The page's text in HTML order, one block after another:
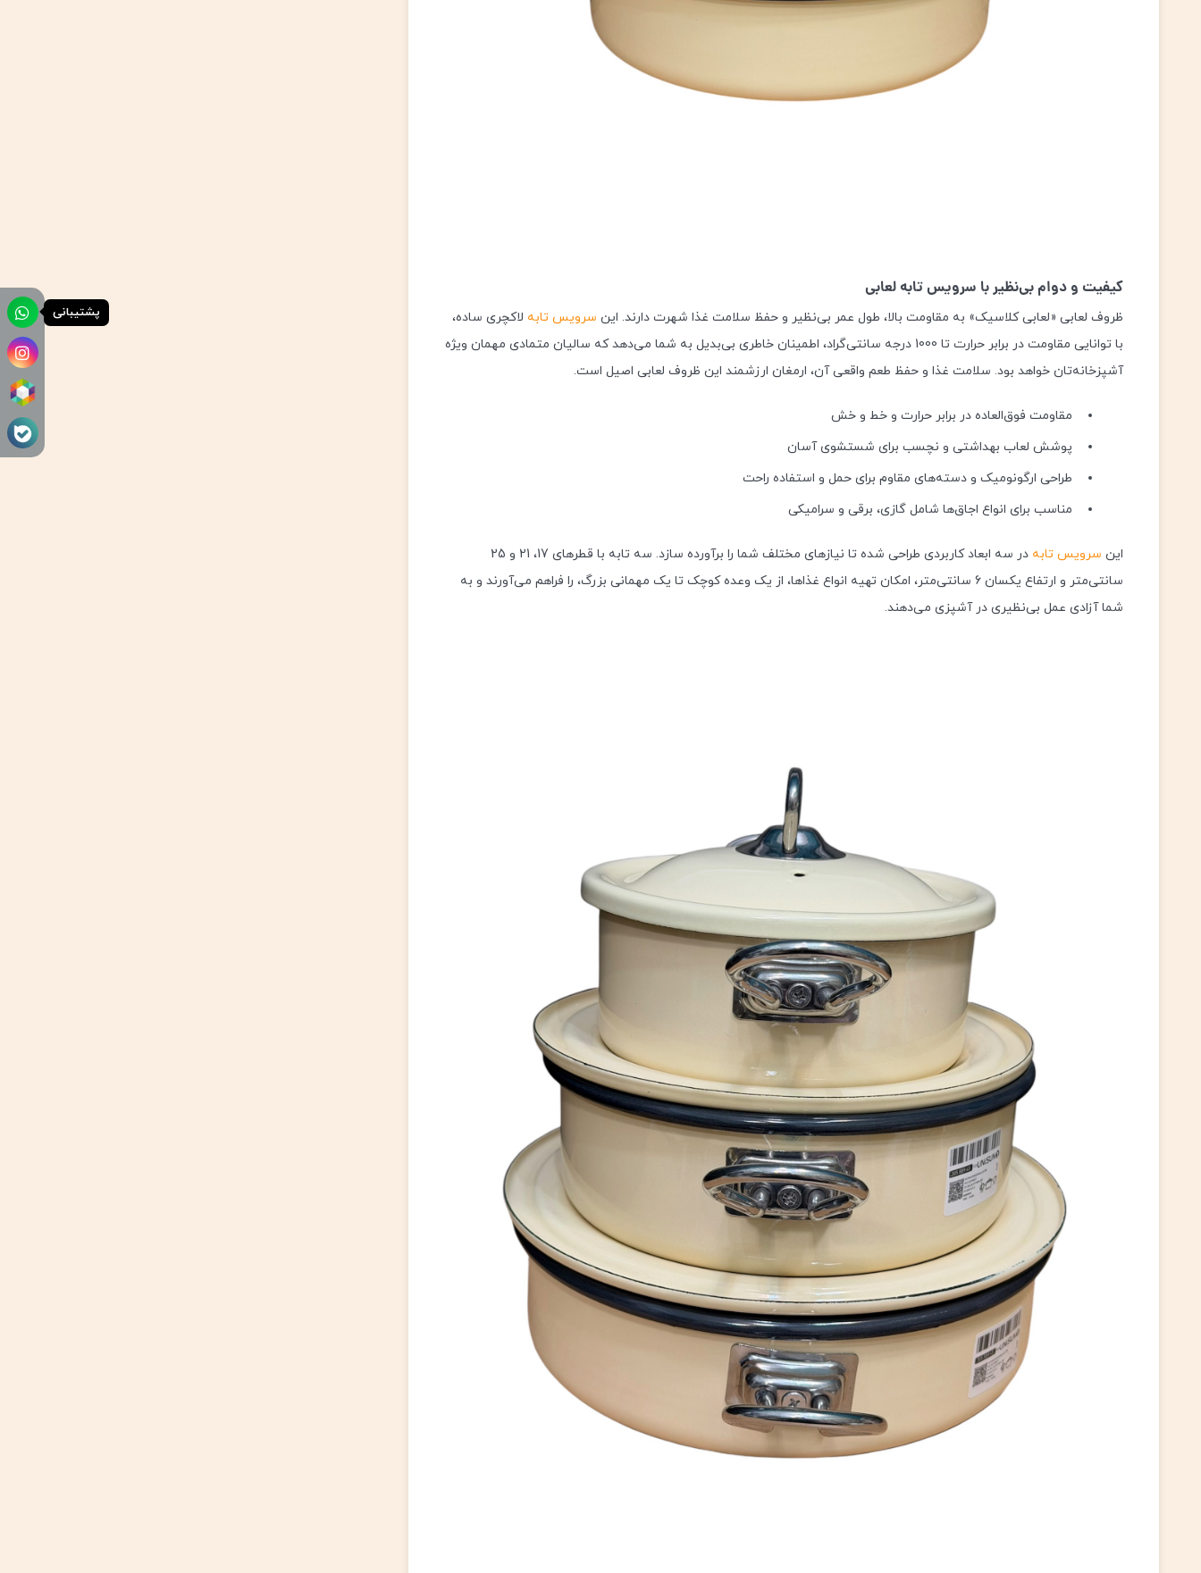
کیفیت و دوام بی‌نظیر با سرویس تابه لعابی
ظروف لعابی «لعابی کلاسیک» به مقاومت بالا، طول عمر بی‌نظیر و حفظ سلامت غذا شهرت دارند. این سرویس تابه لاکچری ساده،
با توانایی مقاومت در برابر حرارت تا 1000 درجه سانتی‌گراد، اطمینان خاطری بی‌بدیل به شما می‌دهد که سالیان متمادی مهمان ویژه
آشپزخانه‌تان خواهد بود. سلامت غذا و حفظ طعم واقعی آن، ارمغان ارزشمند این ظروف لعابی اصیل است.
مقاومت فوق‌العاده در برابر حرارت و خط و خش
پوشش لعاب بهداشتی و نچسب برای شستشوی آسان
طراحی ارگونومیک و دسته‌های مقاوم برای حمل و استفاده راحت
مناسب برای انواع اجاق‌ها شامل گازی، برقی و سرامیکی
این سرویس تابه
در سه ابعاد کاربردی طراحی شده تا نیازهای مختلف شما را برآورده سازد. سه تابه با قطرهای 17، 21 و 25
سانتی‌متر و ارتفاع یکسان 6 سانتی‌متر، امکان تهیه انواع غذاها، از یک وعده کوچک تا یک مهمانی بزرگ، را فراهم می‌آورند و به
شما آزادی عمل بی‌نظیری در آشپزی می‌دهند.
پشتیبانی